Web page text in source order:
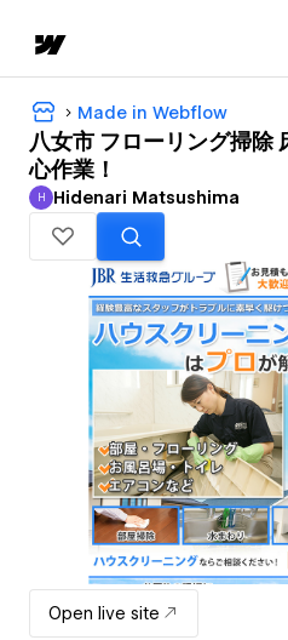
Made in Webflow
八女市 フローリング掃除
心作業！
Hidenari Matsushima
H Hidenari Matsushima
Open live site